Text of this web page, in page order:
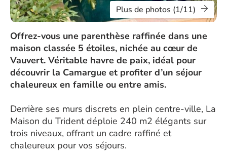
Plus de photos (1/11)
Offrez-vous une parenthèse raffinée dans une
maison classée 5 étoiles, nichée au cœur de
Vauvert. Véritable havre de paix, idéal pour
découvrir la Camargue et profiter d’un séjour
chaleureux en famille ou entre amis.
Derrière ses murs discrets en plein centre-ville, La
Maison du Trident déploie 240 m2 élégants sur
trois niveaux, offrant un cadre raffiné et
chaleureux pour vos séjours.